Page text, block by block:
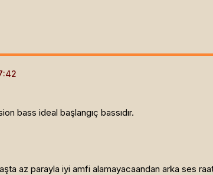
bass ideal başlangıç bassıdır.
az parayla iyi amfi alamayacaandan arka ses